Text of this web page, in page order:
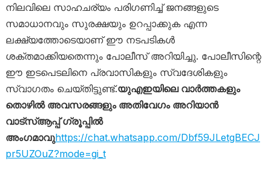
നിലവിലെ സാഹചര്യം പരിഗണിച്ച് ജനങ്ങളുടെ
സമാധാനവും സുരക്ഷയും ഉറപ്പാക്കുക എന്ന
ലക്ഷ്യത്തോടെയാണ് ഈ നടപടികൾ
ശക്തമാക്കിയതെന്നും പോലീസ് അറിയിച്ചു. പോലീസിന്റെ
ഈ ഇടപെടലിനെ പ്രവാസികളും സ്വദേശികളും
സ്വാഗതം ചെയ്തിട്ടുണ്ട്.യുഎഇയിലെ വാർത്തകളും
തൊഴിൽ അവസരങ്ങളും അതിവേഗം അറിയാൻ
വാട്സ്ആപ്പ് ഗ്രൂപ്പിൽ
അംഗമാവുhttps://chat.whatsapp.com/Dbf59JLetgBECJ
pr5UZOuZ?mode=gi_t